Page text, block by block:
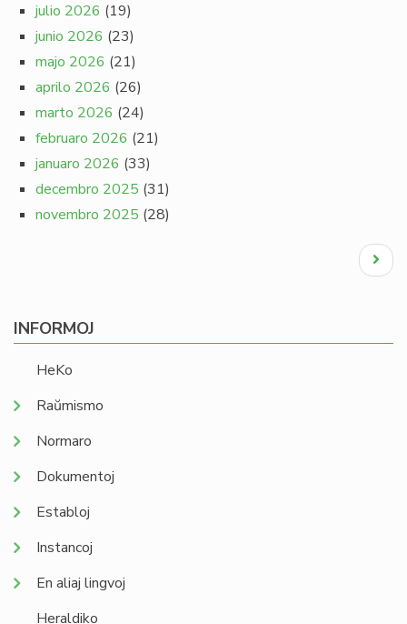
julio 2026 (19)
junio 2026 (23)
majo 2026 (21)
aprilo 2026 (26)
marto 2026 (24)
februaro 2026 (21)
januaro 2026 (33)
decembro 2025 (31)
novembro 2025 (28)
Next
page
INFORMOJ
HeKo
Raŭmismo
Normaro
Dokumentoj
Establoj
Instancoj
En aliaj lingvoj
Heraldiko